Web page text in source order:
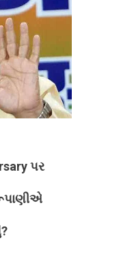
પર